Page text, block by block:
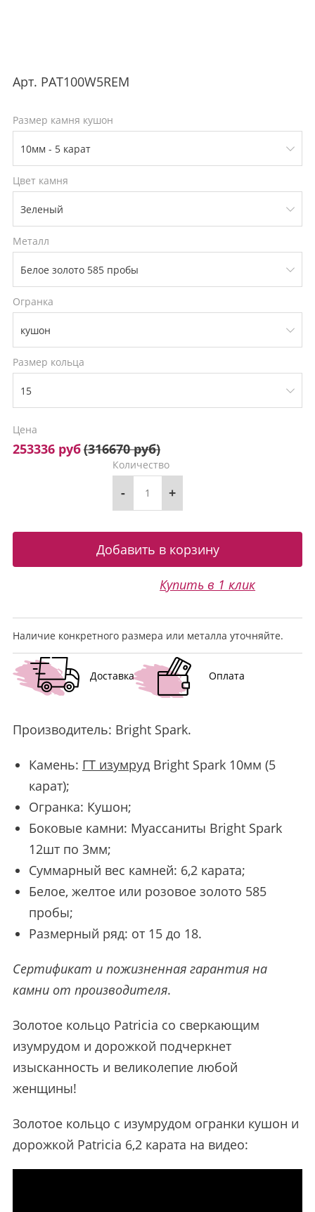
Арт. PAT100W5REM
Размер камня кушон
Цвет камня
Металл
Огранка
Размер кольца
Цена
253336 руб(316670 руб)
Количество
- +
Купить в 1 клик
Наличие конкретного размера или металла уточняйте.
Доставка Оплата
Производитель: Bright Spark.
Камень: ГТ изумрудBright Spark 10мм (5
карат);
Огранка: Кушон;
Боковые камни: Муассаниты Bright Spark
12шт по 3мм;
Суммарный вес камней: 6,2 карата;
Белое, желтое или розовое золото 585
пробы;
Размерный ряд: от 15 до 18.
Сертификат и пожизненная гарантия на
камни от производителя.
Золотое кольцо Patricia со сверкающим
изумрудом и дорожкой подчеркнет
изысканность и великолепие любой
женщины!
Золотое кольцо с изумрудом огранки кушон и
дорожкой Patricia 6,2 карата на видео: